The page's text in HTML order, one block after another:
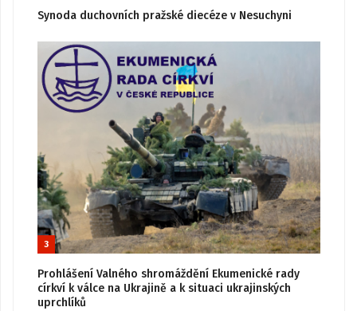
Synoda duchovních pražské diecéze v Nesuchyni
3
Prohlášení Valného shromáždění Ekumenické rady
církví k válce na Ukrajině a k situaci ukrajinských
uprchlíků